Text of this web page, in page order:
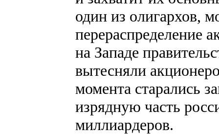
один из олигархов,
перераспределение
на Западе
вытесняли
момента старались
изрядную часть
миллиардеров.